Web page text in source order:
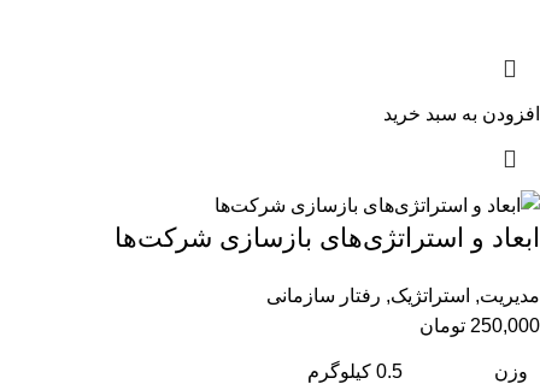
افزودن به سبد خرید
ابعاد و استراتژی‌‌های بازسازی شرکت‌‌ها
مدیریت, استراتژیک, رفتار سازمانی
250,000 تومان
وزن 0.5 کیلوگرم